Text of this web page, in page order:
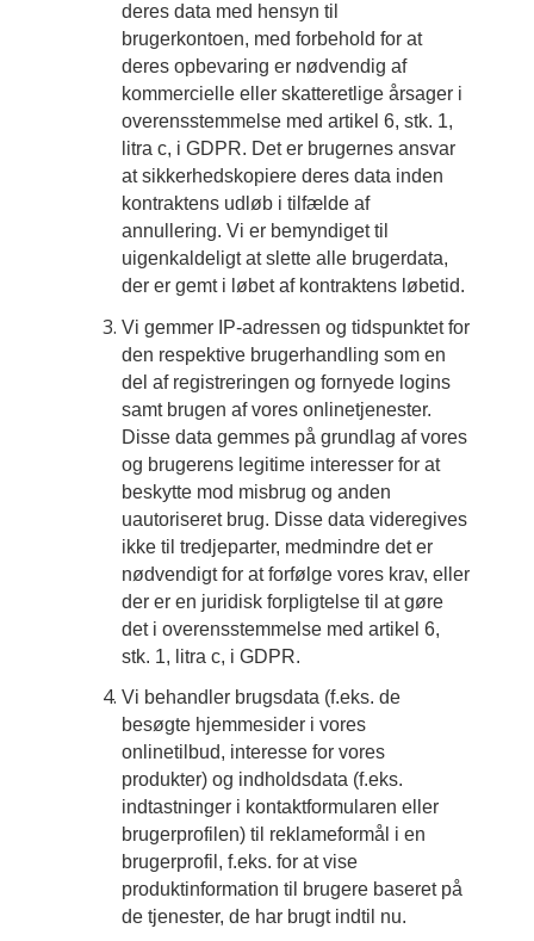
deres data med hensyn til
brugerkontoen, med forbehold for at
deres opbevaring er nødvendig af
kommercielle eller skatteretlige årsager i
overensstemmelse med artikel 6, stk. 1,
litra c, i GDPR. Det er brugernes ansvar
at sikkerhedskopiere deres data inden
kontraktens udløb i tilfælde af
annullering. Vi er bemyndiget til
uigenkaldeligt at slette alle brugerdata,
der er gemt i løbet af kontraktens løbetid.
Vi gemmer IP-adressen og tidspunktet for
den respektive brugerhandling som en
del af registreringen og fornyede logins
samt brugen af vores onlinetjenester.
Disse data gemmes på grundlag af vores
og brugerens legitime interesser for at
beskytte mod misbrug og anden
uautoriseret brug. Disse data videregives
ikke til tredjeparter, medmindre det er
nødvendigt for at forfølge vores krav, eller
der er en juridisk forpligtelse til at gøre
det i overensstemmelse med artikel 6,
stk. 1, litra c, i GDPR.
Vi behandler brugsdata (f.eks. de
besøgte hjemmesider i vores
onlinetilbud, interesse for vores
produkter) og indholdsdata (f.eks.
indtastninger i kontaktformularen eller
brugerprofilen) til reklameformål i en
brugerprofil, f.eks. for at vise
produktinformation til brugere baseret på
de tjenester, de har brugt indtil nu.